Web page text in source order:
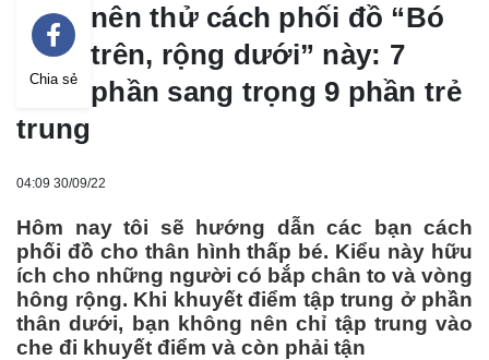
Chia sẻ
nên thử cách phối đồ “Bó
trên, rộng dưới” này: 7
phần sang trọng 9 phần trẻ
trung
04:09 30/09/22
Hôm nay tôi sẽ hướng dẫn các bạn cách
phối đồ cho thân hình thấp bé. Kiểu này hữu
ích cho những người có bắp chân to và vòng
hông rộng. Khi khuyết điểm tập trung ở phần
thân dưới, bạn không nên chỉ tập trung vào
che đi khuyết điểm và còn phải tận